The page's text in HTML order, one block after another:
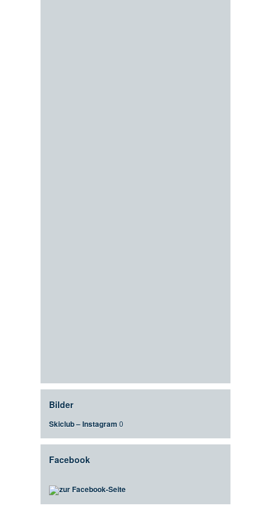
Bilder
Skiclub – Instagram 0
Facebook
zur Facebook-Seite